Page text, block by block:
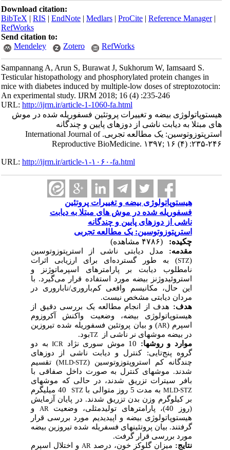
Download citation:
BibTeX|RIS|EndNote|Medlars|ProCite|Reference Manager
RefWorks
Send citation to:
Mendeley
Zotero RefWorks
Sampannang A, Arun S, Burawat J, Sukhorum W, Iamsaard S.
Testicular histopathology and phosphorylated protein changes in
mice with diabetes induced by multiple-low doses of streptozotocin:
An experimental study. IJRM 2018; 16 (4) :235-246
URL:http://ijrm.ir/article-1-1060-fa.html
هیستوپاتولوژی بیضه و تغییرات پروتئین فسفوریله شده در موش
های مبتلا به دیابت ناشی از دوزهای پایین و چندگانه
استرپتوزوتوسین: یک مطالعه تجربی. International Journal of
Reproductive BioMedicine. ۱۳۹۷; ۱۶ (۴) :۲۳۵-۲۴۶
URL:http://ijrm.ir/article-۱-۱۰۶۰-fa.html
هیستوپاتولوژی بیضه و تغییرات پروتئین
فسفوریله شده در موش های مبتلا به دیابت
ناشی از دوزهای پایین و چندگانه
استرپتوزوتوسین: یک مطالعه تجربی
چکیده:
مقدمه: مدل دیابتی ناشی از استرپتوزوتوسین
STZ) به طور گستردهای برای ارزیابی اثرات
نامطلوب دیابت بر پارامترهای اسپرماتوژنز و
استروئیدوژنز بیضه مورد استفاده قرار میگیرد. با
این حال، مکانیسم واقعی کمباروری/ناباروری در
مردان دیابتی مشخص نیست.
هدف:هدف از انجام مطالعه یک بررسی دقیق از
هیستوپاتولوژی بیضه، وضعیت واکنش آکروزوم
اسپرم (AR) و بیان پروتئین فسفوریله شده تیروزین
در بیضه موش­های نر ناشی از
TZبود.
موارد و روش­ها:10 موش سوری نژاد ICR به دو
گروه پنجتایی: کنترل و دیابت ناشی از دوزهای
چندگانه کم استروپتوزوتوسین (
MLD-STZ) تقسیم
شدند. موش­های کنترل به صورت داخل صفاقی با
بافر سیترات تزریق شدند، در حالی که موش­های
MLD-STZبه مدت 5 روز متوالی با STZ
40 میلی­گرم
بر کیلوگرم وزن بدن تزریق شدند. در پایان آزمایش
(روز 40)، پارامترهای تولیدمثلی، وضعیت
ARو
هیستوپاتولوژی بیضه و اپیدیدیم مورد بررسی قرار
گرفتند. بیان پروتئین­های فسفریله شده تیروزین بیضه
مورد بررسی قرار گرفت.
نتایج:میزان گلوکز خون، درصدARو اختلال اسپرم